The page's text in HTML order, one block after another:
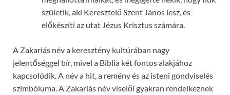
születik, aki Keresztelő Szent János lesz, és
előkészíti az utat Jézus Krisztus számára.
A Zakariás név a keresztény kultúrában nagy
jelentőséggel bír, mivel a Biblia két fontos alakjához
kapcsolódik. A név a hit, a remény és az isteni gondviselés
szimbóluma. A Zakariás név viselői gyakran rendelkeznek